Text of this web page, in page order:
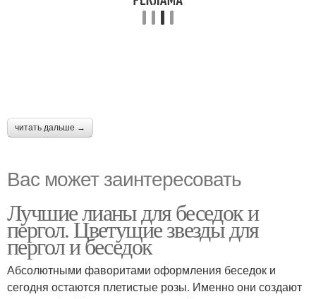
читать дальше →
Вас может заинтересовать
Лучшие лианы для беседок и
пергол. Цветущие звезды для
пергол и беседок
Абсолютными фаворитами оформления беседок и
сегодня остаются плетистые розы. Именно они создают